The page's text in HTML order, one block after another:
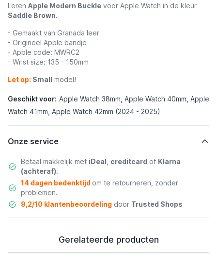
Leren Apple Modern Buckle voor Apple Watch in de kleur
Saddle Brown.
- Gemaakt van Granada leer
- Origineel Apple bandje
- Apple code: MWRC2
- Wrist size: 135 - 150mm
Let op: Small model!
Geschikt voor: Apple Watch 38mm, Apple Watch 40mm, Apple
Watch 41mm, Apple Watch 42mm (2024 - 2025)
Onze service
Betaal makkelijk met iDeal creditcard of Klarna
(achteraf).
14 dagen bedenktijd om te retourneren, zonder
problemen.
9,2/10 klantenbeoordelingdoor Trusted Shops
Gerelateerde producten